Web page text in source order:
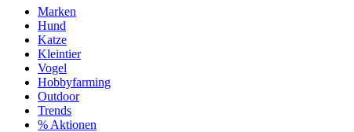
Marken
Hund
Katze
Kleintier
Vogel
Hobbyfarming
Outdoor
Trends
% Aktionen